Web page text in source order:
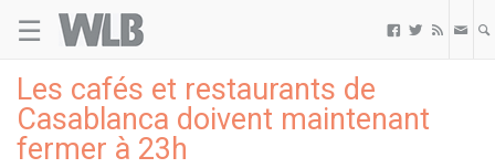
☰   
Les cafés et restaurants de
Casablanca doivent maintenant
fermer à 23h